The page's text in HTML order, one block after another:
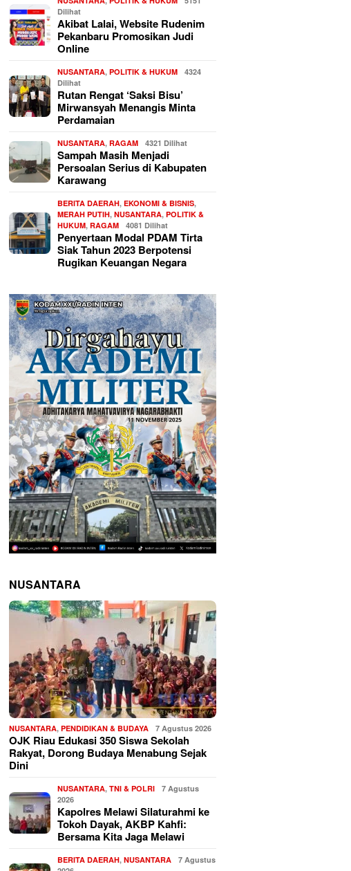
Dilihat
Akibat Lalai, Website Rudenim
Pekanbaru Promosikan Judi
Online
NUSANTARA,POLITIK & HUKUM
4324
Dilihat
Rutan Rengat ‘Saksi Bisu’
Mirwansyah Menangis Minta
Perdamaian
NUSANTARA,RAGAM 4321 Dilihat
Sampah Masih Menjadi
Persoalan Serius di Kabupaten
Karawang
BERITA DAERAH,EKONOMI & BISNIS,
MERAH PUTIH,NUSANTARA,POLITIK &
HUKUM,RAGAM 4081 Dilihat
Penyertaan Modal PDAM Tirta
Siak Tahun 2023 Berpotensi
Rugikan Keuangan Negara
NUSANTARA
NUSANTARA,PENDIDIKAN & BUDAYA 7 Agustus 2026
OJK Riau Edukasi 350 Siswa Sekolah
Rakyat, Dorong Budaya Menabung Sejak
Dini
NUSANTARA,TNI & POLRI
7 Agustus
2026
Kapolres Melawi Silaturahmi ke
Tokoh Dayak, AKBP Kahfi:
Bersama Kita Jaga Melawi
BERITA DAERAH,NUSANTARA
7 Agustus